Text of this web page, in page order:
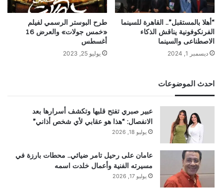
“أهلا بالمستقبل”.. القاهرة للسينما
الفرنكوفونية يناقش الذكاء
الاصطناعى والسينما
ديسمبر 1, 2024
طرح البوستر الرسمي لفيلم
«خمس جولات» والعرض 16
أغسطس
يوليو 25, 2023
احدث الموضوعات
عبير صبري تفتح قلبها وتكشف أسرارها بعد
الانفصال: “هذا هو عقابي لأي شخص أذاني”
يوليو 18, 2026
عامان على رحيل تامر ضيائي.. محطات بارزة في
مسيرته الفنية وأعمال خلدت اسمه
يوليو 17, 2026